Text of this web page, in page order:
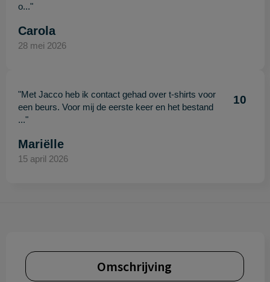
o..."
Carola
28 mei 2026
"Met Jacco heb ik contact gehad over t-shirts voor
een beurs. Voor mij de eerste keer en het bestand
..."
10
Mariëlle
15 april 2026
Omschrijving